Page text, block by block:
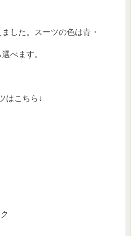
した。スーツの色は青・
べます。
はこちら↓